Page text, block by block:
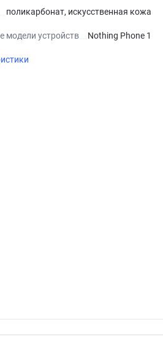
поликарбонат, искусственная кожа
модели устройств Nothing Phone 1